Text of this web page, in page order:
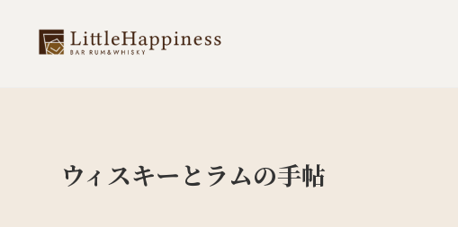
ウィスキーとラムの手帖